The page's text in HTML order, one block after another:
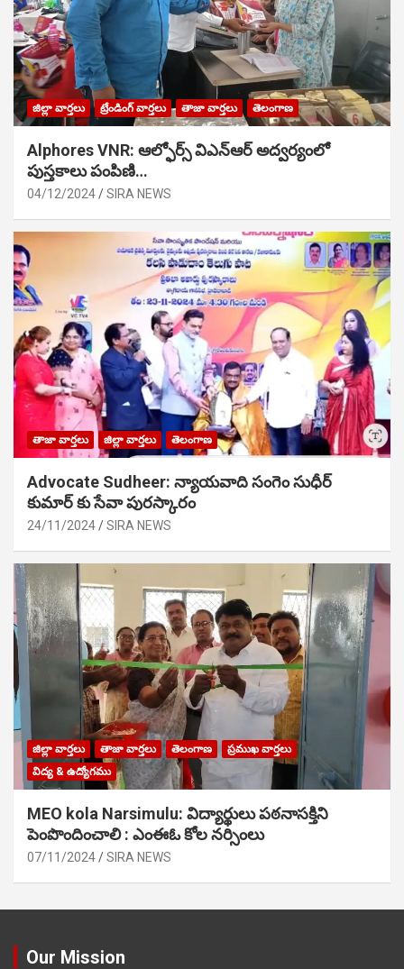
జిల్లా వార్తలు ట్రేండింగ్ వార్తలు తాజా వార్తలు తెలంగాణ
Alphores VNR: ఆల్ఫోర్స్ విఎన్ఆర్ అద్వర్యంలో
పుస్తకాలు పంపిణి…
04/12/2024 SIRA NEWS
తాజా వార్తలు జిల్లా వార్తలు తెలంగాణ
Advocate Sudheer: న్యాయవాది సంగెం సుధీర్
కుమార్ కు సేవా పురస్కారం
24/11/2024 SIRA NEWS
జిల్లా వార్తలు తాజా వార్తలు తెలంగాణ
ప్రముఖ వార్తలు
విద్య & ఉద్యోగము
MEO kola Narsimulu: విద్యార్థులు పఠ‌నాసక్తిని
పెంపొందించాలి : ఎంఈఓ కోల నర్సింలు
07/11/2024 SIRA NEWS
Our Mission